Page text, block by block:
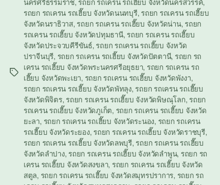
Tags
รถยก รถเครน รถเฮี๊ยบ จังหวัดนนทบุรี, รถยก รถเครน รถเฮี๊ยบ
จังหวัดนราธิวาส, รถยก รถเครน รถเฮี๊ยบ จังหวัดน่าน, รถยก
รถเครน รถเฮี๊ยบ จังหวัดปทุมธานี, รถยก รถเครน รถเฮี๊ยบ
จังหวัดประจวบคีรีขันธ์, รถยก รถเครน รถเฮี๊ยบ จังหวัด
ปราจีนบุรี, รถยก รถเครน รถเฮี๊ยบ จังหวัดปัตตานี, รถยก รถ
เครน รถเฮี๊ยบ จังหวัดพระนครศรีอยุธยา, รถยก รถเครน รถ
เฮี๊ยบ จังหวัดพะเยา, รถยก รถเครน รถเฮี๊ยบ จังหวัดพังงา,
รถยก รถเครน รถเฮี๊ยบ จังหวัดพัทลุง, รถยก รถเครน รถเฮี๊ยบ
จังหวัดพิจิตร, รถยก รถเครน รถเฮี๊ยบ จังหวัดพิษณุโลก, รถยก
รถเครน รถเฮี๊ยบ จังหวัดภูเก็ต, รถยก รถเครน รถเฮี๊ยบ จังหวัด
ยะลา, รถยก รถเครน รถเฮี๊ยบ จังหวัดระนอง, รถยก รถเครน
รถเฮี๊ยบ จังหวัดระยอง, รถยก รถเครน รถเฮี๊ยบ จังหวัดราชบุรี,
รถยก รถเครน รถเฮี๊ยบ จังหวัดลพบุรี, รถยก รถเครน รถเฮี๊ยบ
จังหวัดลำปาง, รถยก รถเครน รถเฮี๊ยบ จังหวัดลำพูน, รถยก รถ
เครน รถเฮี๊ยบ จังหวัดสงขลา, รถยก รถเครน รถเฮี๊ยบ จังหวัด
สตูล, รถยก รถเครน รถเฮี๊ยบ จังหวัดสมุทรปราการ, รถยก รถ